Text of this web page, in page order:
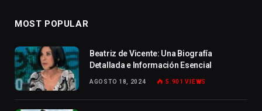
MOST POPULAR
Beatriz de Vicente: Una Biografía
Detallada e Información Esencial
AGOSTO 18, 2024 5.901VIEWS